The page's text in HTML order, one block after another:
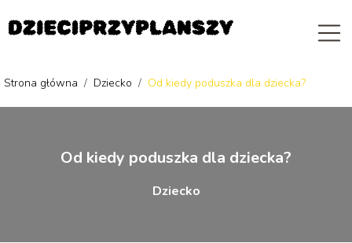
Strona główna / Dziecko / Od kiedy poduszka dla dziecka?
Od kiedy poduszka dla dziecka?
Dziecko